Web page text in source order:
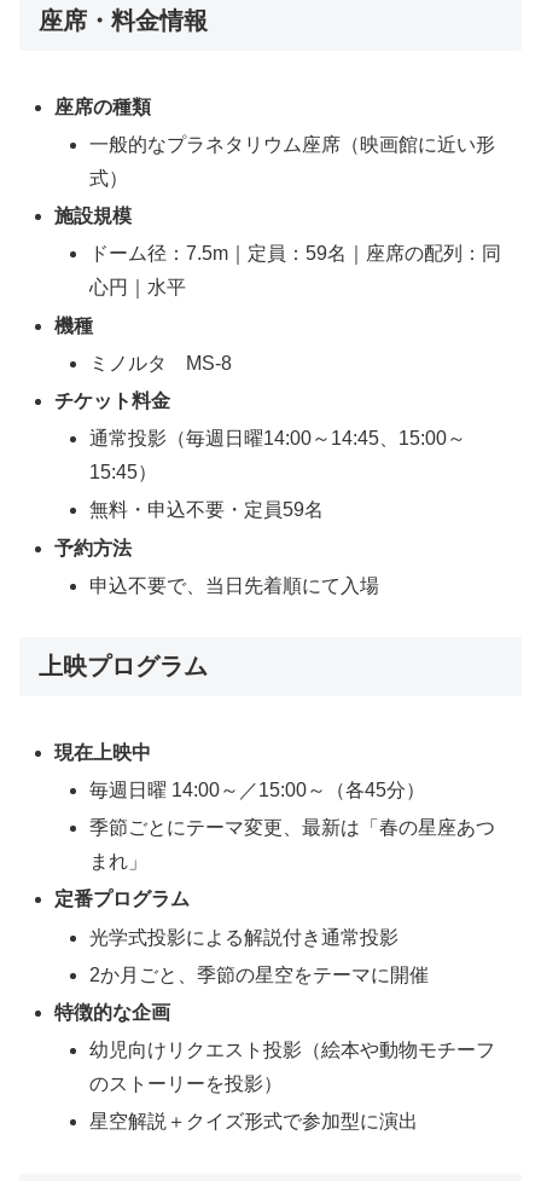
座席・料金情報
座席の種類
一般的なプラネタリウム座席（映画館に近い形
式）
施設規模
ドーム径：7.5m｜定員：59名｜座席の配列：同
心円｜水平
機種
ミノルタ MS-8
チケット料金
通常投影（毎週日曜14:00～14:45、15:00～
15:45）
無料・申込不要・定員59名
予約方法
申込不要で、当日先着順にて入場
上映プログラム
現在上映中
毎週日曜 14:00～／15:00～（各45分）
季節ごとにテーマ変更、最新は「春の星座あつ
まれ」
定番プログラム
光学式投影による解説付き通常投影
2か月ごと、季節の星空をテーマに開催
特徴的な企画
幼児向けリクエスト投影（絵本や動物モチーフ
のストーリーを投影）
星空解説＋クイズ形式で参加型に演出